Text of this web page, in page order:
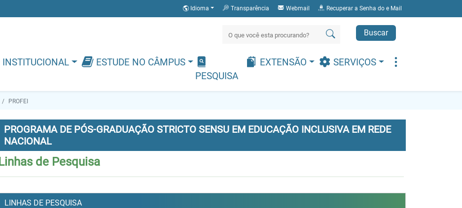
Idioma Transparência Webmail Recuperar a Senha do e Mail
Buscar
INSTITUCIONAL
ESTUDE NO CÂMPUS
PESQUISA
EXTENSÃO SERVIÇOS
PROFEI
PROGRAMA DE PÓS-GRADUAÇÃO STRICTO SENSU EM EDUCAÇÃO INCLUSIVA EM REDE
NACIONAL
Linhas de Pesquisa
LINHAS DE PESQUISA